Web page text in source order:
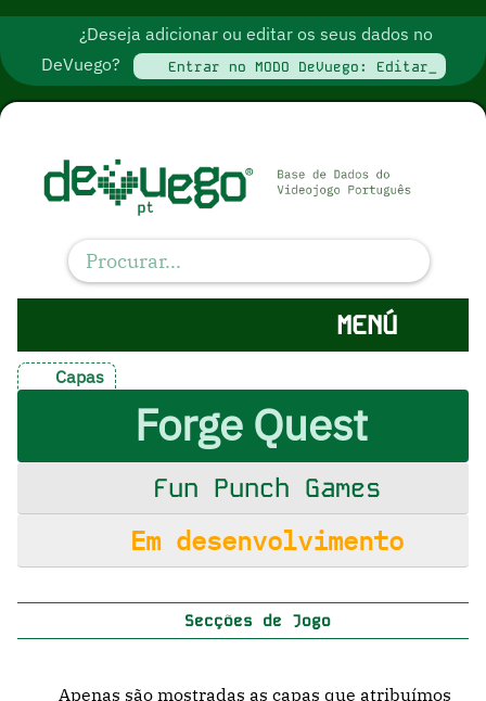
¿Deseja adicionar ou editar os seus dados no
DeVuego?
Entrar no MODO DeVuego: Editar_
MENÚ
Capas
Forge Quest
Fun Punch Games
Em desenvolvimento
Secções de Jogo
Apenas são mostradas as capas que atribuímos